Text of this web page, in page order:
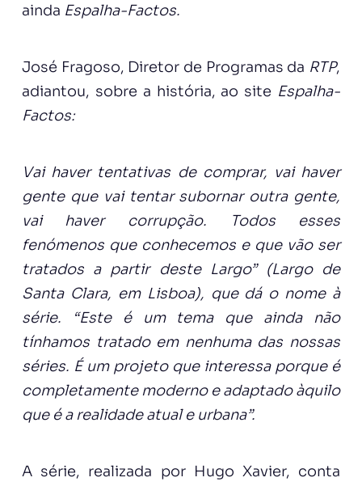
ainda Espalha-Factos.
José Fragoso, Diretor de Programas da RTP,
adiantou, sobre a história, ao site Espalha-
Factos:
Vai haver tentativas de comprar, vai haver
gente que vai tentar subornar outra gente,
vai haver corrupção. Todos esses
fenómenos que conhecemos e que vão ser
tratados a partir deste Largo” (Largo de
Santa Clara, em Lisboa), que dá o nome à
série. “Este é um tema que ainda não
tínhamos tratado em nenhuma das nossas
séries. É um projeto que interessa porque é
completamente moderno e adaptado àquilo
que é a realidade atual e urbana”.
A série, realizada por Hugo Xavier, conta